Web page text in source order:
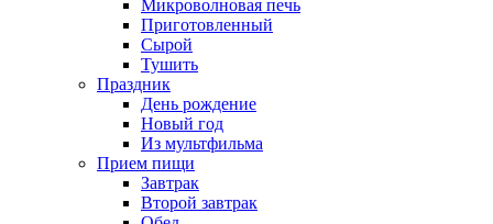
Микроволновая печь
Приготовленный
Сырой
Тушить
Праздник
День рождение
Новый год
Из мультфильма
Прием пищи
Завтрак
Второй завтрак